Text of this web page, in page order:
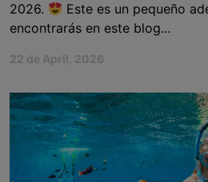
2026.
Este es un pequeño
encontrarás en este blog...
22 de April, 2026